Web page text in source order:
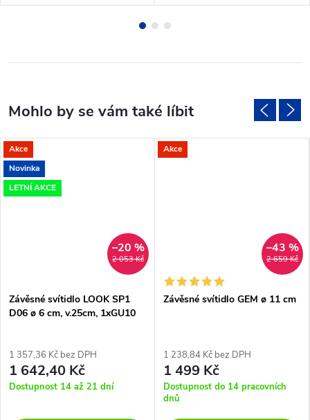
Akce
Novinka
LETNÍ AKCE
2 053 Kč
–20 %
Závěsné svítidlo LOOK SP1
D06 ø 6 cm, v.25cm, 1xGU10
1 357,36 Kč bez DPH
1 642,40 Kč
Dostupnost 14 až 21 dní
Akce
2 659 Kč
–43 %
Závěsné svítidlo GEM ø 11 cm
1 238,84 Kč bez DPH
1 499 Kč
Dostupnost do 14 pracovních
dnů